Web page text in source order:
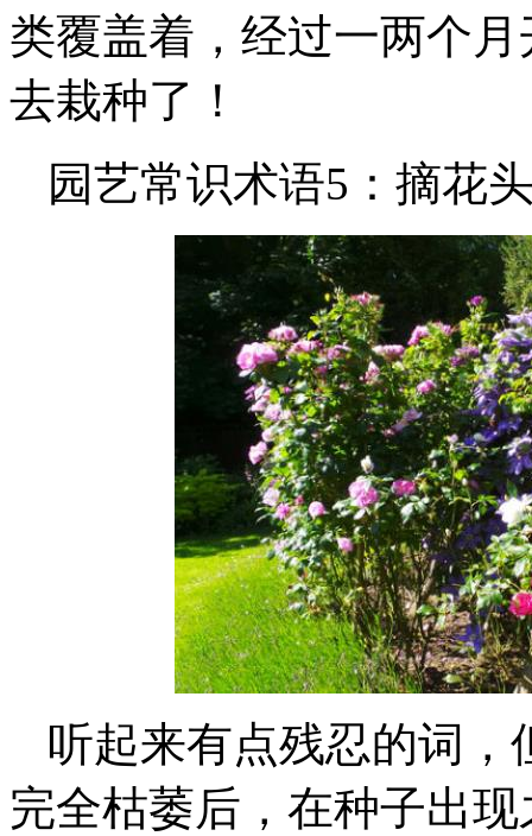
类覆盖着，经过一两个
去栽种了！
园艺常识术语5：摘花
听起来有点残忍的词
完全枯萎后，在种子出